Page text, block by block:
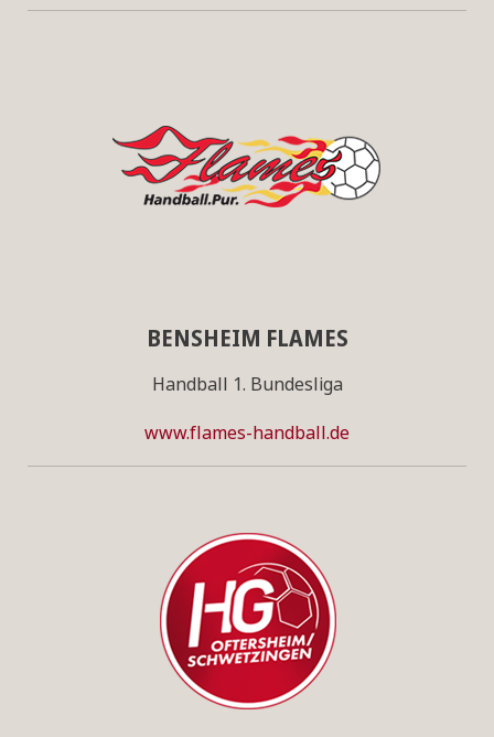
BENSHEIM FLAMES
Handball 1. Bundesliga
www.flames-handball.de